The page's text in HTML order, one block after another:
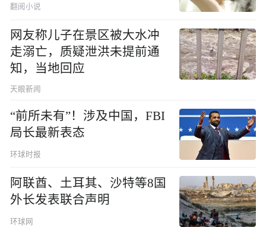
翻阅小说
网友称儿子在景区被大水冲
走溺亡，质疑泄洪未提前通
知，当地回应
天眼新闻
“前所未有”！涉及中国，FBI
局长最新表态
环球时报
阿联酋、土耳其、沙特等8国
外长发表联合声明
环球网